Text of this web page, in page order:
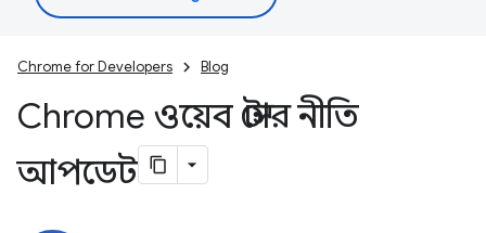
Chrome for Developers Blog
Chrome ওয়েব স্টোর নীতি
আপডেট